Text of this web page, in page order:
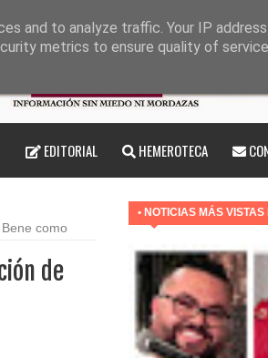
EDITORIAL HEMEROTECA
• NOTICIAS MÁS
como
de
and to analyze traffic. Your IP
metrics to ensure quality of